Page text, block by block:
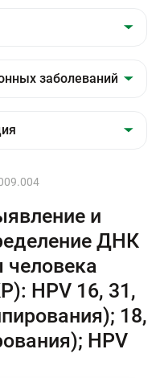
и
ДНК
HPV 16, 31,
18,
HPV